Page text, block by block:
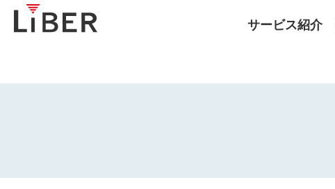
サービス紹介